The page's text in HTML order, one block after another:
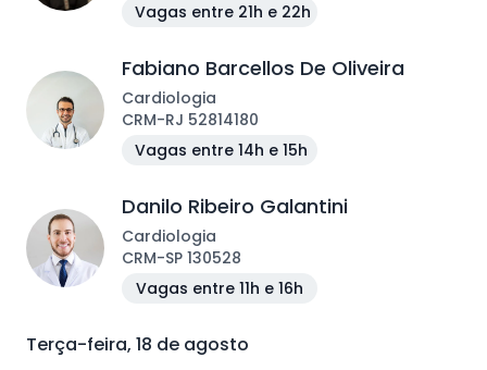
Vagas entre 21h e 22h
Fabiano Barcellos De Oliveira
Cardiologia
CRM-RJ 52814180
Vagas entre 14h e 15h
Danilo Ribeiro Galantini
Cardiologia
CRM-SP 130528
Vagas entre 11h e 16h
Terça-feira, 18 de agosto